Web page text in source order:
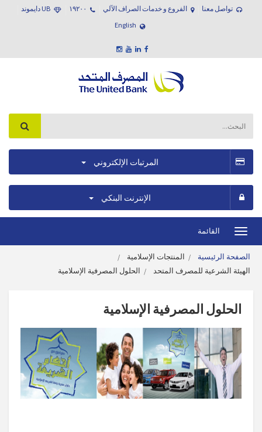
تواصل معنا الفروع و خدمات الصراف الآلي ١٩٢٠٠
UB دايموند
English
المرتبات الإلكتروني
الإنترنت البنكي
Toggle القائمة
الصفحة الرئيسية
المنتجات الإسلامية
الهيئة الشرعية للمصرف المتحد
الحلول المصرفية الإسلامية
الحلول المصرفية الإسلامية